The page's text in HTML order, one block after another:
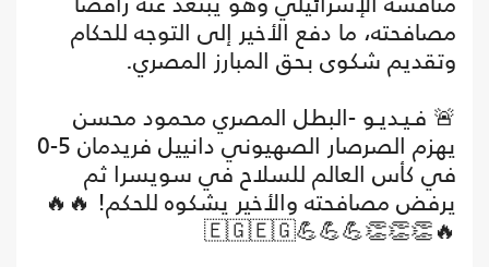
مصافحته، ما دفع الأخير إلى التوجه للحكام
وتقديم شكوى بحق المبارز المصري.
🚨 فـيـديـو -البطل المصري محمود محسن
يهزم الصرصار الصهيوني دانييل فريدمان 5-0
في كأس العالم للسلاح في سويسرا ثم
يرفض مصافحته والأخير يشكوه للحكم! 🔥🔥
🔥👏👏👏💪💪💪🇪🇬🇪🇬